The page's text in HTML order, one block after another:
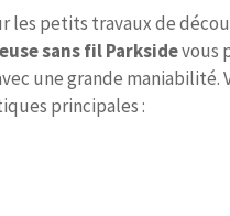
les petits travaux de
sans fil Parksidevous
une grande maniabilité.
principales :